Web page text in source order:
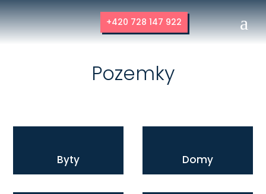
+420 728 147 922 a
Pozemky
Byty Domy